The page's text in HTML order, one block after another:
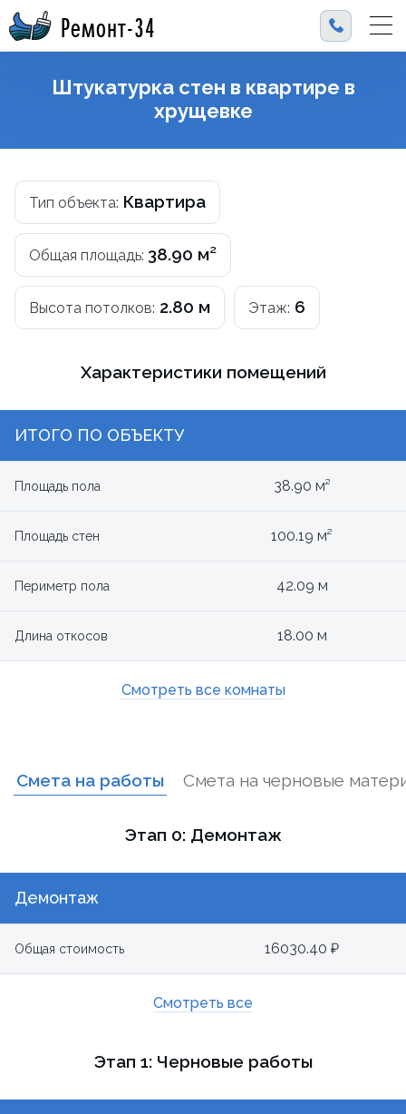
Ремонт-34
Штукатурка стен в квартире в
хрущевке
Тип объекта: Квартира
Общая площадь: 38.90 м²
Высота потолков: 2.80 м Этаж: 6
Характеристики помещений
ИТОГО ПО ОБЪЕКТУ
Площадь пола 38.90 м²
Площадь стен 100.19 м²
Периметр пола 42.09 м
Длина откосов 18.00 м
Смотреть все комнаты
Смета на работы Смета на черновые
Этап 0: Демонтаж
Демонтаж
Общая стоимость 16030.40 ₽
Смотреть все
Этап 1: Черновые работы